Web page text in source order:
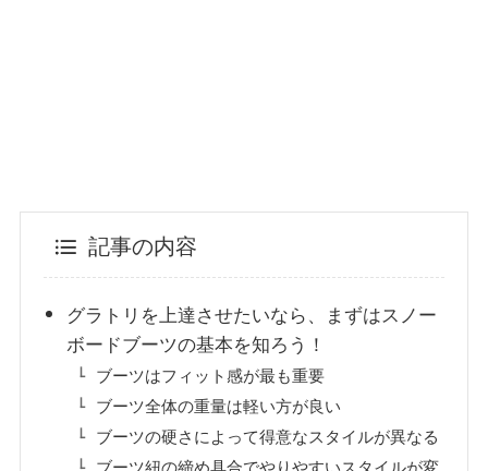
記事の内容
グラトリを上達させたいなら、まずはスノー
ボードブーツの基本を知ろう！
ブーツはフィット感が最も重要
ブーツ全体の重量は軽い方が良い
ブーツの硬さによって得意なスタイルが異なる
ブーツ紐の締め具合でやりやすいスタイルが変